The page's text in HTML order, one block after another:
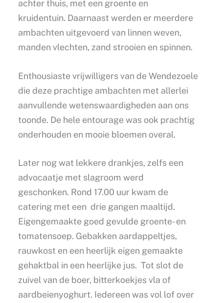
achter thuis, met een groente en
kruidentuin. Daarnaast werden er meerdere
ambachten uitgevoerd van linnen weven,
manden vlechten, zand strooien en spinnen.
Enthousiaste vrijwilligers van de Wendezoele
die deze prachtige ambachten met allerlei
aanvullende wetenswaardigheden aan ons
toonde. De hele entourage was ook prachtig
onderhouden en mooie bloemen overal.
Later nog wat lekkere drankjes, zelfs een
advocaatje met slagroom werd
geschonken. Rond 17.00 uur kwam de
catering met een drie gangen maaltijd.
Eigengemaakte goed gevulde groente- en
tomatensoep. Gebakken aardappeltjes,
rauwkost en een heerlijk eigen gemaakte
gehaktbal in een heerlijke jus. Tot slot de
zuivel van de boer, bitterkoekjes vla of
aardbeienyoghurt. Iedereen was vol lof over